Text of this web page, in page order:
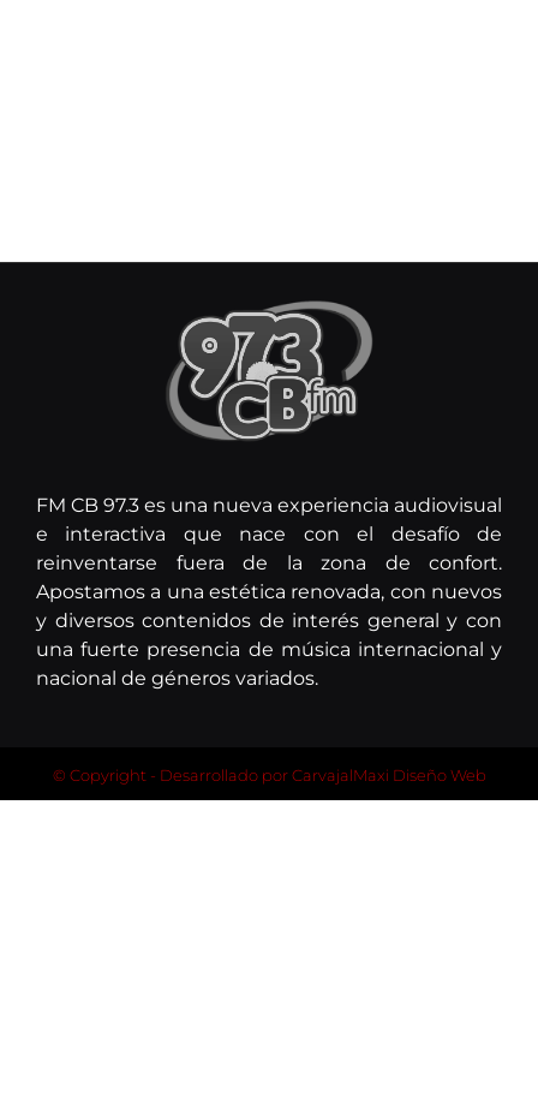
FM CB 97.3 es una nueva experiencia audiovisual
e interactiva que nace con el desafío de
reinventarse fuera de la zona de confort.
Apostamos a una estética renovada, con nuevos
y diversos contenidos de interés general y con
una fuerte presencia de música internacional y
nacional de géneros variados.
© Copyright - Desarrollado porCarvajalMaxi Diseño Web